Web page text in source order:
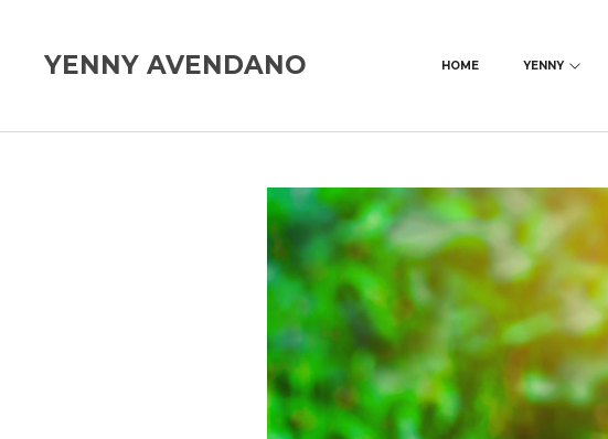
YENNY AVENDANO HOME YENNY